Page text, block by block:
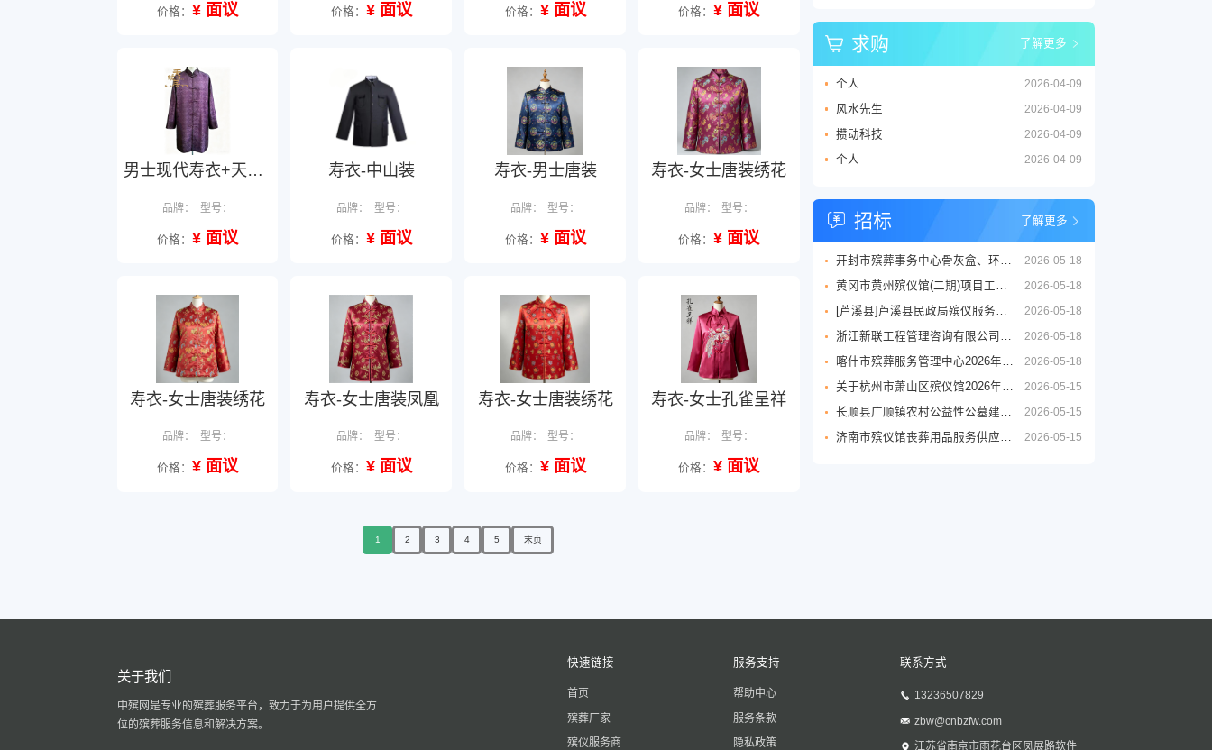
价格： ¥ 面议 价格： ¥ 面议 价格： ¥ 面议 价格：¥ 面议
男士现代寿衣+天缘居
品牌： 型号：
价格： ¥ 面议
寿衣-中山装
品牌： 型号：
价格： ¥ 面议
寿衣-男士唐装
品牌： 型号：
价格： ¥ 面议
寿衣-女士唐装绣花
品牌： 型号：
价格：¥ 面议
寿衣-女士唐装绣花
品牌： 型号：
价格： ¥ 面议
寿衣-女士唐装凤凰
品牌： 型号：
价格： ¥ 面议
寿衣-女士唐装绣花
品牌： 型号：
价格： ¥ 面议
寿衣-女士孔雀呈祥
品牌： 型号：
价格：¥ 面议
1 2 3 4 5 末页
求购 了解更多
2026-04-09
个人
2026-04-09
风水先生
2026-04-09
攒动科技
2026-04-09
个人
招标 了解更多
2026-05-18
开封市殡葬事务中心骨灰盒、环保棺等丧葬用品供应商采购项目三标段招标公告
2026-05-18
黄冈市黄州殡仪馆(二期)项目工程设计服务竞争性磋商征求意见公告
2026-05-18
[芦溪县]芦溪县民政局殡仪服务劳务外包项目
2026-05-18
浙江新联工程管理咨询有限公司关于嘉兴市公墓2026年度铜质逝者铭牌制作服务项目的竞争性磋商公告
2026-05-18
喀什市殡葬服务管理中心2026年度殡葬用品采购项目公开招标公告
2026-05-15
关于杭州市萧山区殡仪馆2026年至2029年物业管理服务政府采购项目的公开招标公告
2026-05-15
长顺县广顺镇农村公益性公墓建设项目
2026-05-15
济南市殡仪馆丧葬用品服务供应商采购项目公开招标招标公告
关于我们
中殡网是专业的殡葬服务平台，致力于为用户提供全方
位的殡葬服务信息和解决方案。
快速链接
首页
殡葬厂家
殡仪服务商
服务支持
帮助中心
服务条款
隐私政策
联系方式
13236507829
zbw@cnbzfw.com
江苏省南京市雨花台区凤展路软件